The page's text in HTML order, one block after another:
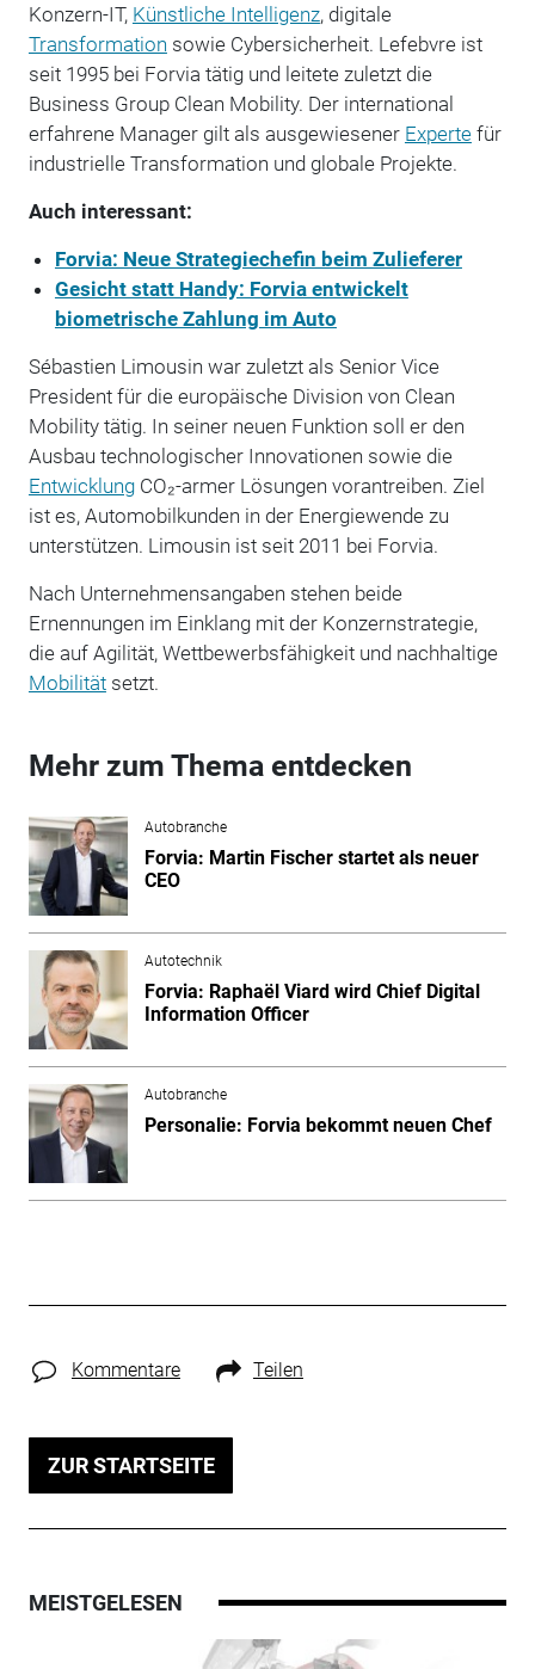
Konzern-IT, Künstliche Intelligenz, digitale
Transformation sowie Cybersicherheit. Lefebvre ist
seit 1995 bei Forvia tätig und leitete zuletzt die
Business Group Clean Mobility. Der international
erfahrene Manager gilt als ausgewiesener Expertefür
industrielle Transformation und globale Projekte.
Auch interessant:
Forvia: Neue Strategiechefin beim Zulieferer
Gesicht statt Handy: Forvia entwickelt
biometrische Zahlung im Auto
Sébastien Limousin war zuletzt als Senior Vice
President für die europäische Division von Clean
Mobility tätig. In seiner neuen Funktion soll er den
Ausbau technologischer Innovationen sowie die
EntwicklungCO₂-armer Lösungen vorantreiben. Ziel
ist es, Automobilkunden in der Energiewende zu
unterstützen. Limousin ist seit 2011 bei Forvia.
Nach Unternehmensangaben stehen beide
Ernennungen im Einklang mit der Konzernstrategie,
die auf Agilität, Wettbewerbsfähigkeit und nachhaltige
Mobilitätsetzt.
Mehr zum Thema entdecken
Autobranche
Forvia: Martin Fischer startet als neuer
CEO
Autotechnik
Forvia: Raphaël Viard wird Chief Digital
Information Officer
Autobranche
Personalie: Forvia bekommt neuen Chef
Kommentare Teilen
ZUR STARTSEITE
MEISTGELESEN